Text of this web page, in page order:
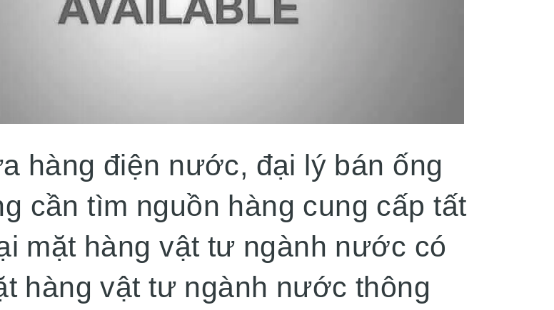
hàng điện nước, đại lý bán ống
cần tìm nguồn hàng cung cấp tất
mặt hàng vật tư ngành nước có
hàng vật tư ngành nước thông